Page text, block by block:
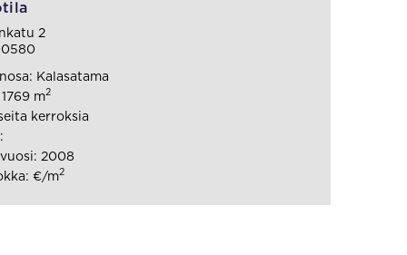
2
Kalasatama
m2
kerroksia
2008
€/m2